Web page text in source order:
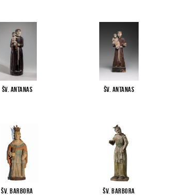
Šv. Antanas Šv. Antanas
Šv. Barbora Šv. Barbora